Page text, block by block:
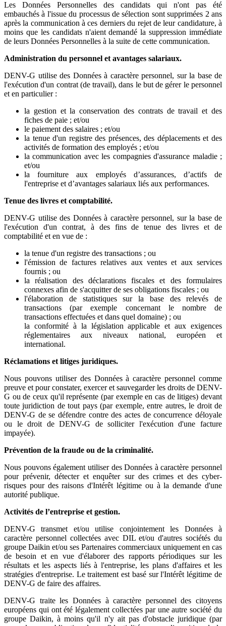
Les Données Personnelles des candidats qui n'ont pas été
embauchés à l'issue du processus de sélection sont supprimées 2 ans
après la communication à ces derniers du rejet de leur candidature, à
moins que les candidats n'aient demandé la suppression immédiate
de leurs Données Personnelles à la suite de cette communication.
Administration du personnel et avantages salariaux.
DENV-G utilise des Données à caractère personnel, sur la base de
l'exécution d'un contrat (de travail), dans le but de gérer le personnel
et en particulier :
la gestion et la conservation des contrats de travail et des
fiches de paie ; et/ou
le paiement des salaires ; et/ou
la tenue d'un registre des présences, des déplacements et des
activités de formation des employés ; et/ou
la communication avec les compagnies d'assurance maladie ;
et/ou
la fourniture aux employés d’assurances, d’actifs de
l'entreprise et d’avantages salariaux liés aux performances.
Tenue des livres et comptabilité.
DENV-G utilise des Données à caractère personnel, sur la base de
l'exécution d'un contrat, à des fins de tenue des livres et de
comptabilité et en vue de :
la tenue d'un registre des transactions ; ou
l'émission de factures relatives aux ventes et aux services
fournis ; ou
la réalisation des déclarations fiscales et des formulaires
connexes afin de s'acquitter de ses obligations fiscales ; ou
l'élaboration de statistiques sur la base des relevés de
transactions (par exemple concernant le nombre de
transactions effectuées et dans quel domaine) ; ou
la conformité à la législation applicable et aux exigences
réglementaires aux niveaux national, européen et
international.
Réclamations et litiges juridiques.
Nous pouvons utiliser des Données à caractère personnel comme
preuve et pour constater, exercer et sauvegarder les droits de DENV-
G ou de ceux qu'il représente (par exemple en cas de litiges) devant
toute juridiction de tout pays (par exemple, entre autres, le droit de
DENV-G de se défendre contre des actes de concurrence déloyale
ou le droit de DENV-G de solliciter l'exécution d'une facture
impayée).
Prévention de la fraude ou de la criminalité.
Nous pouvons également utiliser des Données à caractère personnel
pour prévenir, détecter et enquêter sur des crimes et des cyber-
risques pour des raisons d'Intérêt légitime ou à la demande d'une
autorité publique.
Activités de l’entreprise et gestion.
DENV-G transmet et/ou utilise conjointement les Données à
caractère personnel collectées avec DIL et/ou d'autres sociétés du
groupe Daikin et/ou ses Partenaires commerciaux uniquement en cas
de besoin et en vue d'élaborer des rapports périodiques sur les
résultats et les aspects liés à l'entreprise, les plans d'affaires et les
stratégies d'entreprise. Le traitement est basé sur l'Intérêt légitime de
DENV-G de faire des affaires.
DENV-G traite les Données à caractère personnel des citoyens
européens qui ont été légalement collectées par une autre société du
groupe Daikin, à moins qu'il n'y ait pas d'obstacle juridique (par